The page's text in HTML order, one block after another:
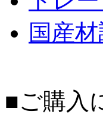
国産
■ご購入